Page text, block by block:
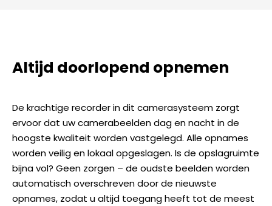
Altijd doorlopend opnemen
De krachtige recorder in dit camerasysteem zorgt
ervoor dat uw camerabeelden dag en nacht in de
hoogste kwaliteit worden vastgelegd. Alle opnames
worden veilig en lokaal opgeslagen. Is de opslagruimte
bijna vol? Geen zorgen – de oudste beelden worden
automatisch overschreven door de nieuwste
opnames, zodat u altijd toegang heeft tot de meest